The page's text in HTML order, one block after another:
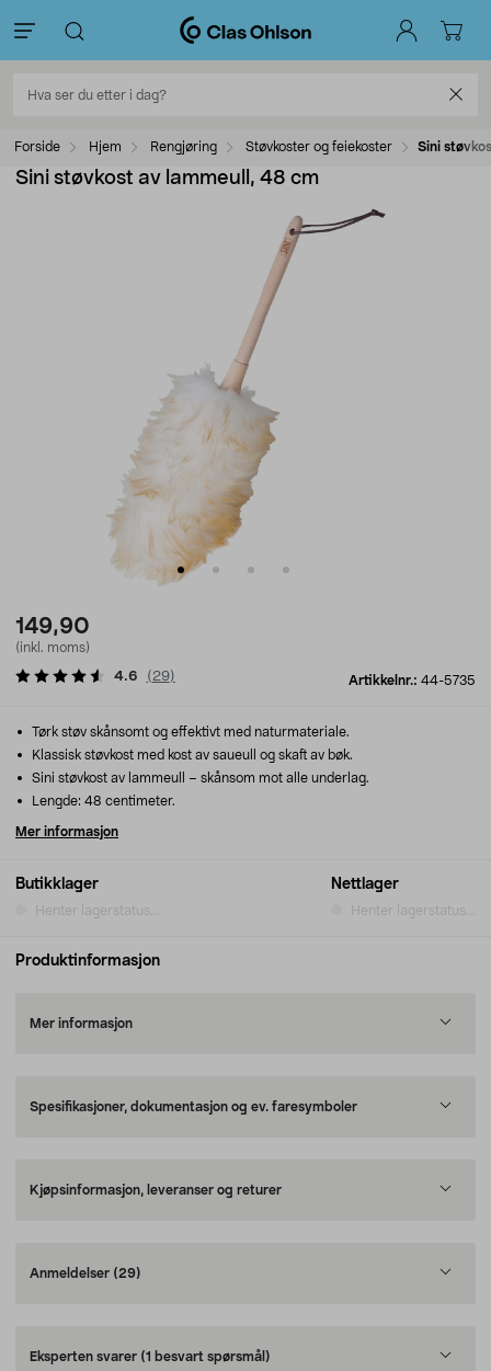
Forside Hjem Rengjøring Støvkoster og feiekoster Sini
Sini støvkost av lammeull, 48 cm
149,90
(inkl. moms)
Artikkelnr.: 44-5735
4.6 ( 29)
Butikklager
Henter lagerstatus...
Nettlager
Henter lagerstatus...
Tørk støv skånsomt og effektivt med naturmateriale.
Klassisk støvkost med kost av saueull og skaft av bøk.
Sini støvkost av lammeull – skånsom mot alle underlag.
Lengde: 48 centimeter.
Mer informasjon
Produktinformasjon
Mer informasjon
Spesifikasjoner, dokumentasjon og ev. faresymboler
Kjøpsinformasjon, leveranser og returer
Anmeldelser (29)
Eksperten svarer (1 besvart spørsmål)